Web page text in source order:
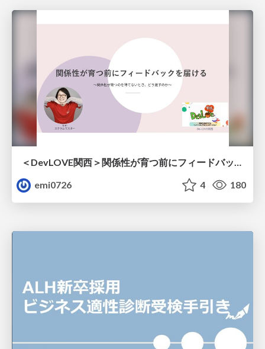
＜DevLOVE関西＞関係性が育つ前にフィードバックを届ける ～関係性が育つのを待てないとき、どう渡すのか～
emi0726
4 180